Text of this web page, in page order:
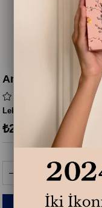
Anti Dark Spot
Leke Karşıtı Serum
₺2.800,00